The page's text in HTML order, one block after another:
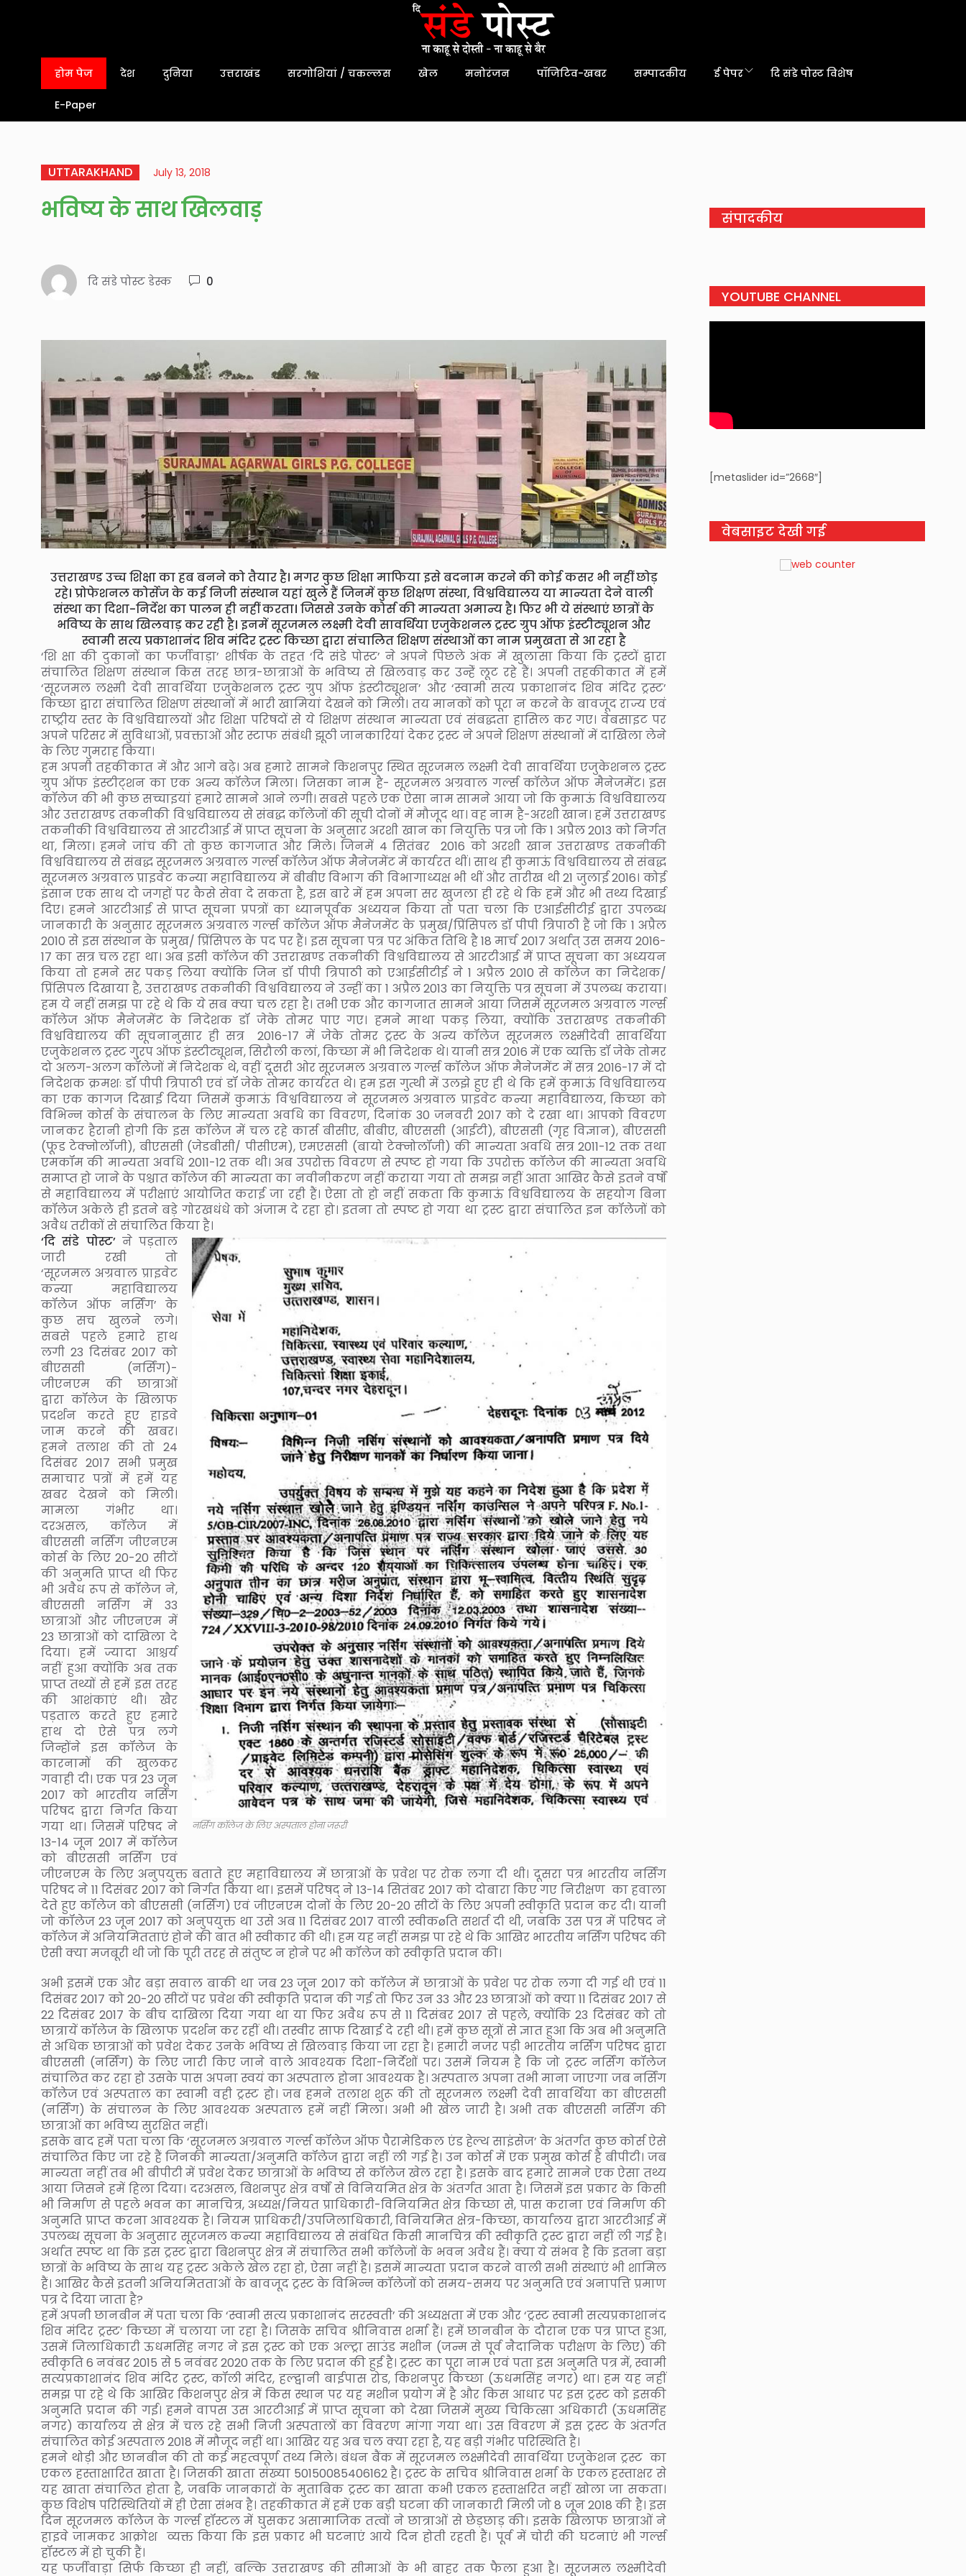
होम पेज देश दुनिया उत्तराखंड सरगोशियां / चकल्लस खेल मनोरंजन पॉजिटिव-खबर सम्पादकीय ई पेपर दि संडे पोस्ट विशेष
E-Paper
UTTARAKHAND July 13, 2018
भविष्य के साथ खिलवाड़
दि संडे पोस्ट डेस्क 0
उत्तराखण्ड उच्च शिक्षा का हब बनने को तैयार है। मगर कुछ शिक्षा माफिया इसे बदनाम करने की कोई कसर भी नहीं छोड़
रहे। प्रोफेशनल कोर्सेज के कई निजी संस्थान यहां खुले हैं जिनमें कुछ शिक्षण संस्था, विश्वविद्यालय या मान्यता देने वाली
संस्था का दिशा-निर्देश का पालन ही नहीं करता। जिससे उनके कोर्स की मान्यता अमान्य है। फिर भी ये संस्थाएं छात्रों के
भविष्य के साथ खिलवाड़ कर रही है। इनमें सूरजमल लक्ष्मी देवी सावर्थिया एजुकेशनल ट्रस्ट ग्रुप ऑफ इंस्टीट्यूशन और
स्वामी सत्य प्रकाशानंद शिव मंदिर ट्रस्ट किच्छा द्वारा संचालित शिक्षण संस्थाओं का नाम प्रमुखता से आ रहा है
‘शि क्षा की दुकानों का फर्जीवाड़ा’ शीर्षक के तहत ‘दि संडे पोस्ट’ ने अपने पिछले अंक में खुलासा किया कि ट्रस्टों द्वारा
संचालित शिक्षण संस्थान किस तरह छात्र-छात्राओं के भविष्य से खिलवाड़ कर उन्हेंं लूट रहे हैं। अपनी तहकीकात में हमें
‘सूरजमल लक्ष्मी देवी सावर्थिया एजुकेशनल ट्रस्ट ग्रुप ऑफ इंस्टीट्यूशन’ और ‘स्वामी सत्य प्रकाशानंद शिव मंदिर ट्रस्ट’
किच्छा द्वारा संचालित शिक्षण संस्थानों में भारी खामियां देखने को मिली। तय मानकों को पूरा न करने के बावजूद राज्य एवं
राष्ट्रीय स्तर के विश्वविद्यालयों और शिक्षा परिषदों से ये शिक्षण संस्थान मान्यता एवं संबद्धता हासिल कर गए। वेबसाइट पर
अपने परिसर में सुविधाओं, प्रवक्ताओं और स्टाफ संबंधी झूठी जानकारियां देकर ट्रस्ट ने अपने शिक्षण संस्थानों में दाखिला लेने
के लिए गुमराह किया।
हम अपनी तहकीकात में और आगे बढ़े। अब हमारे सामने किशनपुर स्थित सूरजमल लक्ष्मी देवी सावर्थिया एजुकेशनल ट्रस्ट
ग्रुप ऑफ इंस्टीट्शन का एक अन्य कॉलेज मिला। जिसका नाम है- सूरजमल अग्रवाल गर्ल्स कॉलेज ऑफ मैनेजमेंट। इस
कॉलेज की भी कुछ सच्चाइयां हमारे सामने आने लगी। सबसे पहले एक ऐसा नाम सामने आया जो कि कुमाऊं विश्वविद्यालय
और उत्तराखण्ड तकनीकी विश्वविद्यालय से संबद्ध कॉलेजों की सूची दोनों में मौजूद था। वह नाम है-अरशी खान। हमें उत्तराखण्ड
तकनीकी विश्वविद्यालय से आरटीआई में प्राप्त सूचना के अनुसार अरशी खान का नियुक्ति पत्र जो कि 1 अप्रैल 2013 को निर्गत
था, मिला। हमने जांच की तो कुछ कागजात और मिले। जिनमें 4 सितंबर 2016 को अरशी खान उत्तराखण्ड तकनीकी
विश्वविद्यालय से संबद्ध सूरजमल अग्रवाल गर्ल्स कॉलेज ऑफ मैनेजमेंट में कार्यरत थीं। साथ ही कुमाऊं विश्वविद्यालय से संबद्ध
सूरजमल अग्रवाल प्राइवेट कन्या महाविद्यालय में बीबीए विभाग की विभागाध्यक्ष भी थीं और तारीख थी 21 जुलाई 2016। कोई
इंसान एक साथ दो जगहों पर कैसे सेवा दे सकता है, इस बारे में हम अपना सर खुजला ही रहे थे कि हमें और भी तथ्य दिखाई
दिए। हमने आरटीआई से प्राप्त सूचना प्रपत्रों का ध्यानपूर्वक अध्ययन किया तो पता चला कि एआईसीटीई द्वारा उपलब्ध
जानकारी के अनुसार सूरजमल अग्रवाल गर्ल्स कॉलेज ऑफ मैनेजमेंट के प्रमुख/प्रिंसिपल डॉ पीपी त्रिपाठी हैं जो कि 1 अप्रैल
2010 से इस संस्थान के प्रमुख/ प्रिंसिपल के पद पर हैं। इस सूचना पत्र पर अंकित तिथि है 18 मार्च 2017 अर्थात् उस समय 2016-
17 का सत्र चल रहा था। अब इसी कॉलेज की उत्तराखण्ड तकनीकी विश्वविद्यालय से आरटीआई में प्राप्त सूचना का अध्ययन
किया तो हमने सर पकड़ लिया क्योंकि जिन डॉ पीपी त्रिपाठी को एआईसीटीई ने 1 अप्रैल 2010 से कॉलेज का निदेशक/
प्रिंसिपल दिखाया है, उत्तराखण्ड तकनीकी विश्वविद्यालय ने उन्हीं का 1 अप्रैल 2013 का नियुक्ति पत्र सूचना में उपलब्ध कराया।
हम ये नहीं समझ पा रहे थे कि ये सब क्या चल रहा है। तभी एक और कागजात सामने आया जिसमें सूरजमल अग्रवाल गर्ल्स
कॉलेज ऑफ मैनेजमेंट के निदेशक डॉ जेके तोमर पाए गए। हमने माथा पकड़ लिया, क्योंकि उत्तराखण्ड तकनीकी
विश्वविद्यालय की सूचनानुसार ही सत्र 2016-17 में जेके तोमर ट्रस्ट के अन्य कॉलेज सूरजमल लक्ष्मीदेवी सावर्थिया
एजुकेशनल ट्रस्ट गु्रप ऑफ इंस्टीट्यूशन, सिरौली कलां, किच्छा में भी निदेशक थे। यानी सत्र 2016 में एक व्यक्ति डॉ जेके तोमर
दो अलग-अलग कॉलेजों में निदेशक थे, वहीं दूसरी ओर सूरजमल अग्रवाल गर्ल्स कॉलेज ऑफ मैनेजमेंट में सत्र 2016-17 में दो
निदेशक क्रमशः डॉ पीपी त्रिपाठी एवं डॉ जेके तोमर कार्यरत थे। हम इस गुत्थी में उलझे हुए ही थे कि हमें कुमाऊं विश्वविद्यालय
का एक कागज दिखाई दिया जिसमें कुमाऊं विश्वविद्यालय ने सूरजमल अग्रवाल प्राइवेट कन्या महाविद्यालय, किच्छा को
विभिन्न कोर्स के संचालन के लिए मान्यता अवधि का विवरण, दिनांक 30 जनवरी 2017 को दे रखा था। आपको विवरण
जानकर हैरानी होगी कि इस कॉलेज में चल रहे कार्स बीसीए, बीबीए, बीएससी (आईटी), बीएससी (गृह विज्ञान), बीएससी
(फूड टेक्नोलॉजी), बीएससी (जेडबीसी/ पीसीएम), एमएससी (बायो टेक्नोलॉजी) की मान्यता अवधि सत्र 2011-12 तक तथा
एमकॉम की मान्यता अवधि 2011-12 तक थी। अब उपरोक्त विवरण से स्पष्ट हो गया कि उपरोक्त कॉलेज की मान्यता अवधि
समाप्त हो जाने के पश्चात कॉलेज की मान्यता का नवीनीकरण नहीं कराया गया तो समझ नहीं आता आखिर कैसे इतने वर्षों
से महाविद्यालय में परीक्षाएं आयोजित कराई जा रही हैं। ऐसा तो हो नहीं सकता कि कुमाऊं विश्वविद्यालय के सहयोग बिना
कॉलेज अकेले ही इतने बड़े गोरखधंधे को अंजाम दे रहा हो। इतना तो स्पष्ट हो गया था ट्रस्ट द्वारा संचालित इन कॉलेजों को
अवैध तरीकों से संचालित किया है।
नर्सिंग कॉलेज के लिए अस्पताल होना जरूरी
‘दि संडे पोस्ट’ने पड़ताल
जारी रखी तो
‘सूरजमल अग्रवाल प्राइवेट
कन्या महाविद्यालय
कॉलेज ऑफ नर्सिंग’ के
कुछ सच खुलने लगे।
सबसे पहले हमारे हाथ
लगी 23 दिसंबर 2017 को
बीएससी (नर्सिंग)-
जीएनएम की छात्राओं
द्वारा कॉलेज के खिलाफ
प्रदर्शन करते हुए हाइवे
जाम करने की खबर।
हमने तलाश की तो 24
दिसंबर 2017 सभी प्रमुख
समाचार पत्रों में हमें यह
खबर देखने को मिली।
मामला गंभीर था।
दरअसल, कॉलेज में
बीएससी नर्सिंग जीएनएम
कोर्स के लिए 20-20 सीटों
की अनुमति प्राप्त थी फिर
भी अवैध रूप से कॉलेज ने,
बीएससी नर्सिंग में 33
छात्राओं और जीएनएम में
23 छात्राओं को दाखिला दे
दिया। हमें ज्यादा आश्चर्य
नहीं हुआ क्योंकि अब तक
प्राप्त तथ्यों से हमें इस तरह
की आशंकाएं थी। खैर
पड़ताल करते हुए हमारे
हाथ दो ऐसे पत्र लगे
जिन्होंने इस कॉलेज के
कारनामों की खुलकर
गवाही दी। एक पत्र 23 जून
2017 को भारतीय नर्सिंग
परिषद द्वारा निर्गत किया
गया था। जिसमें परिषद ने
13-14 जून 2017 में कॉलेज
को बीएससी नर्सिंग एवं
जीएनएम के लिए अनुपयुक्त बताते हुए महाविद्यालय में छात्राओं के प्रवेश पर रोक लगा दी थी। दूसरा पत्र भारतीय नर्सिंग
परिषद ने 11 दिसंबर 2017 को निर्गत किया था। इसमें परिषद् ने 13-14 सितंबर 2017 को दोबारा किए गए निरीक्षण का हवाला
देते हुए कॉलेज को बीएससी (नर्सिंग) एवं जीएनएम दोनों के लिए 20-20 सीटों के लिए अपनी स्वीकृति प्रदान कर दी। यानी
जो कॉलेज 23 जून 2017 को अनुपयुक्त था उसे अब 11 दिसंबर 2017 वाली स्वीकøति सशर्त दी थी, जबकि उस पत्र में परिषद ने
कॉलेज में अनियमितताएं होने की बात भी स्वीकार की थी। हम यह नहीं समझ पा रहे थे कि आखिर भारतीय नर्सिंग परिषद की
ऐसी क्या मजबूरी थी जो कि पूरी तरह से संतुष्ट न होने पर भी कॉलेज को स्वीकृति प्रदान की।
अभी इसमें एक और बड़ा सवाल बाकी था जब 23 जून 2017 को कॉलेज में छात्राओं के प्रवेश पर रोक लगा दी गई थी एवं 11
दिसंबर 2017 को 20-20 सीटों पर प्रवेश की स्वीकृति प्रदान की गई तो फिर उन 33 और 23 छात्राओं को क्या 11 दिसंबर 2017 से
22 दिसंबर 2017 के बीच दाखिला दिया गया था या फिर अवैध रूप से 11 दिसंबर 2017 से पहले, क्योंकि 23 दिसंबर को तो
छात्रायें कॉलेज के खिलाफ प्रदर्शन कर रहीं थी। तस्वीर साफ दिखाई दे रही थी। हमें कुछ सूत्रों से ज्ञात हुआ कि अब भी अनुमति
से अधिक छात्राओं को प्रवेश देकर उनके भविष्य से खिलवाड़ किया जा रहा है। हमारी नजर पड़ी भारतीय नर्सिंग परिषद द्वारा
बीएससी (नर्सिंग) के लिए जारी किए जाने वाले आवश्यक दिशा-निर्देशों पर। उसमें नियम है कि जो ट्रस्ट नर्सिंग कॉलेज
संचालित कर रहा हो उसके पास अपना स्वयं का अस्पताल होना आवश्यक है। अस्पताल अपना तभी माना जाएगा जब नर्सिंग
कॉलेज एवं अस्पताल का स्वामी वही ट्रस्ट हो। जब हमने तलाश शुरू की तो सूरजमल लक्ष्मी देवी सावर्थिया का बीएससी
(नर्सिंग) के संचालन के लिए आवश्यक अस्पताल हमें नहीं मिला। अभी भी खेल जारी है। अभी तक बीएससी नर्सिंग की
छात्राओं का भविष्य सुरक्षित नहीं।
इसके बाद हमें पता चला कि ‘सूरजमल अग्रवाल गर्ल्स कॉलेज ऑफ पैरामेडिकल एंड हेल्थ साइंसेज’ के अंतर्गत कुछ कोर्स ऐसे
संचालित किए जा रहे हैं जिनकी मान्यता/अनुमति कॉलेज द्वारा नहीं ली गई है। उन कोर्स में एक प्रमुख कोर्स है बीपीटी। जब
मान्यता नहीं तब भी बीपीटी में प्रवेश देकर छात्राओं के भविष्य से कॉलेज खेल रहा है। इसके बाद हमारे सामने एक ऐसा तथ्य
आया जिसने हमें हिला दिया। दरअसल, बिशनपुर क्षेत्र वर्षों से विनियमित क्षेत्र के अंतर्गत आता है। जिसमें इस प्रकार के किसी
भी निर्माण से पहले भवन का मानचित्र, अध्यक्ष/नियत प्राधिकारी-विनियमित क्षेत्र किच्छा से, पास कराना एवं निर्माण की
अनुमति प्राप्त करना आवश्यक है। नियम प्राधिकरी/उपजिलाधिकारी, विनियमित क्षेत्र-किच्छा, कार्यालय द्वारा आरटीआई में
उपलब्ध सूचना के अनुसार सूरजमल कन्या महाविद्यालय से संबंधित किसी मानचित्र की स्वीकृति ट्रस्ट द्वारा नहीं ली गई है।
अर्थात स्पष्ट था कि इस ट्रस्ट द्वारा बिशनपुर क्षेत्र में संचालित सभी कॉलेजों के भवन अवैध हैं। क्या ये संभव है कि इतना बड़ा
छात्रों के भविष्य के साथ यह ट्रस्ट अकेले खेल रहा हो, ऐसा नहीं है। इसमें मान्यता प्रदान करने वाली सभी संस्थाएं भी शामिल
हैं। आखिर कैसे इतनी अनियमितताओं के बावजूद ट्रस्ट के विभिन्न कॉलेजों को समय-समय पर अनुमति एवं अनापत्ति प्रमाण
पत्र दे दिया जाता है?
हमें अपनी छानबीन में पता चला कि ‘स्वामी सत्य प्रकाशानंद सरस्वती’ की अध्यक्षता में एक और ‘ट्रस्ट स्वामी सत्यप्रकाशानंद
शिव मंदिर ट्रस्ट’ किच्छा में चलाया जा रहा है। जिसके सचिव श्रीनिवास शर्मा हैं। हमें छानबीन के दौरान एक पत्र प्राप्त हुआ,
उसमें जिलाधिकारी ऊधमसिंह नगर ने इस ट्रस्ट को एक अल्ट्रा साउंड मशीन (जन्म से पूर्व नैदानिक परीक्षण के लिए) की
स्वीकृति 6 नवंबर 2015 से 5 नवंबर 2020 तक के लिए प्रदान की हुई है। ट्रस्ट का पूरा नाम एवं पता इस अनुमति पत्र में, स्वामी
सत्यप्रकाशानंद शिव मंदिर ट्रस्ट, कॉली मंदिर, हल्द्वानी बाईपास रोड, किशनपुर किच्छा (ऊधमसिंह नगर) था। हम यह नहीं
समझ पा रहे थे कि आखिर किशनपुर क्षेत्र में किस स्थान पर यह मशीन प्रयोग में है और किस आधार पर इस ट्रस्ट को इसकी
अनुमति प्रदान की गई। हमने वापस उस आरटीआई में प्राप्त सूचना को देखा जिसमें मुख्य चिकित्सा अधिकारी (ऊधमसिंह
नगर) कार्यालय से क्षेत्र में चल रहे सभी निजी अस्पतालों का विवरण मांगा गया था। उस विवरण में इस ट्रस्ट के अंतर्गत
संचालित कोई अस्पताल 2018 में मौजूद नहीं था। आखिर यह अब चल क्या रहा है, यह बड़ी गंभीर परिस्थिति है।
हमने थोड़ी और छानबीन की तो कई महत्वपूर्ण तथ्य मिले। बंधन बैंक में सूरजमल लक्ष्मीदेवी सावर्थिया एजुकेशन ट्रस्ट का
एकल हस्ताक्षारित खाता है। जिसकी खाता संख्या 50150085406162 है। ट्रस्ट के सचिव श्रीनिवास शर्मा के एकल हस्ताक्षर से
यह खाता संचालित होता है, जबकि जानकारों के मुताबिक ट्रस्ट का खाता कभी एकल हस्ताक्षरित नहीं खोला जा सकता।
कुछ विशेष परिस्थितियों में ही ऐसा संभव है। तहकीकात में हमें एक बड़ी घटना की जानकारी मिली जो 8 जून 2018 की है। इस
दिन सूरजमल कॉलेज के गर्ल्स हॉस्टल में घुसकर असामाजिक तत्वों ने छात्राओं से छेड़छाड़ की। इसके खिलाफ छात्राओं ने
हाइवे जामकर आक्रोश व्यक्त किया कि इस प्रकार भी घटनाएं आये दिन होती रहती हैं। पूर्व में चोरी की घटनाएं भी गर्ल्स
हॉस्टल में हो चुकी हैं।
यह फर्जीवाड़ा सिर्फ किच्छा ही नहीं, बल्कि उत्तराखण्ड की सीमाओं के भी बाहर तक फैला हुआ है। सूरजमल लक्ष्मीदेवी
संपादकीय
YOUTUBE CHANNEL
[metaslider id=”2668″]
वेबसाइट देखी गई